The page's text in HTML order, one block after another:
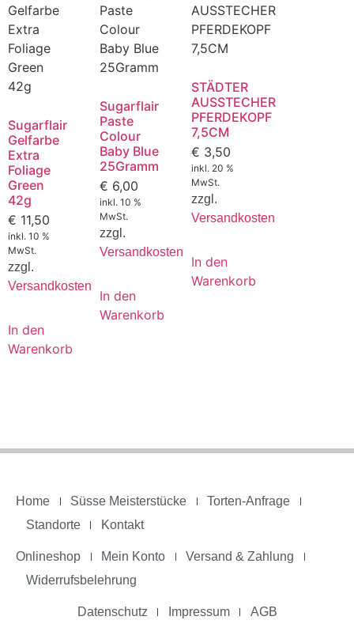
Sugarflair
Gelfarbe
Extra
Foliage
Green
42g
€ 11,50
inkl. 10 %
MwSt.
zzgl.
Versandkosten
In den
Warenkorb
Sugarflair
Paste
Colour
Baby Blue
25Gramm
€ 6,00
inkl. 10 %
MwSt.
zzgl.
Versandkosten
In den
Warenkorb
STÄDTER
AUSSTECHER
PFERDEKOPF
7,5CM
€ 3,50
inkl. 20 %
MwSt.
zzgl.
Versandkosten
In den
Warenkorb
Home Süsse Meisterstücke
Torten-Anfrage
Standorte
Kontakt
Onlineshop Mein Konto
Versand & Zahlung
Widerrufsbelehrung
Datenschutz Impressum AGB